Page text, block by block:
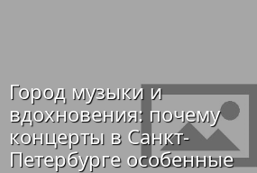
Город музыки и
вдохновения: почему
концерты в Санкт-
Петербурге особенные